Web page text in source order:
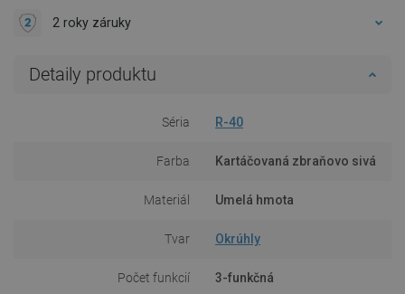
2 roky záruky
Detaily produktu
Séria R-40
Farba Kartáčovaná zbraňovo sivá
Materiál Umelá hmota
Tvar Okrúhly
Počet funkcií 3-funkčná